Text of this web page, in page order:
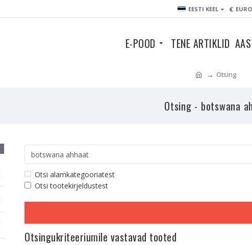
EESTI KEEL € EURO
E-POOD TENE ARTIKLID
Otsing
Otsing - botswana
Otsi alamkategooriatest
Otsi tootekirjeldustest
Otsingukriteeriumile vastavad tooted